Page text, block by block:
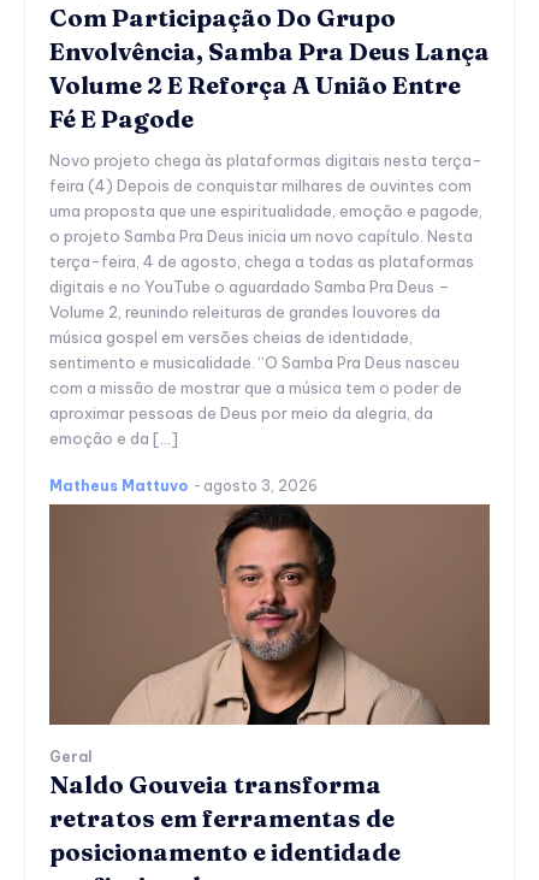
Com Participação Do Grupo
Envolvência, Samba Pra Deus Lança
Volume 2 E Reforça A União Entre
Fé E Pagode
Novo projeto chega às plataformas digitais nesta terça-
feira (4) Depois de conquistar milhares de ouvintes com
uma proposta que une espiritualidade, emoção e pagode,
o projeto Samba Pra Deus inicia um novo capítulo. Nesta
terça-feira, 4 de agosto, chega a todas as plataformas
digitais e no YouTube o aguardado Samba Pra Deus –
Volume 2, reunindo releituras de grandes louvores da
música gospel em versões cheias de identidade,
sentimento e musicalidade. “O Samba Pra Deus nasceu
com a missão de mostrar que a música tem o poder de
aproximar pessoas de Deus por meio da alegria, da
emoção e da […]
Matheus Mattuvo - agosto 3, 2026
Geral
Naldo Gouveia transforma
retratos em ferramentas de
posicionamento e identidade